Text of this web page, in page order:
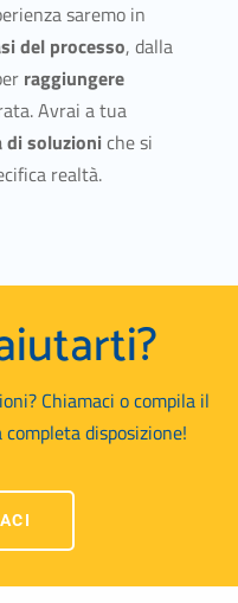
saremo in
del processo, dalla
raggiungere
Avrai a tua
di soluzioni che si
realtà.
Chiamaci o compila il
disposizione!